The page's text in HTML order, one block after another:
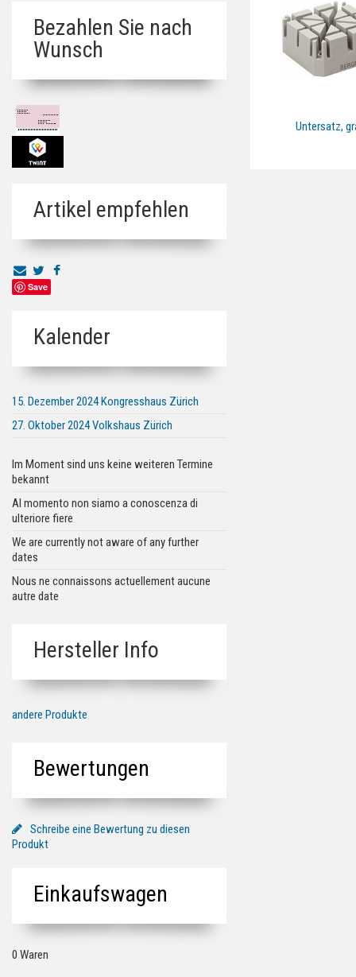
Bezahlen Sie nach
Wunsch
Artikel empfehlen
Save
Kalender
15. Dezember 2024 Kongresshaus Zürich
27. Oktober 2024 Volkshaus Zürich
Im Moment sind uns keine weiteren Termine
bekannt
Al momento non siamo a conoscenza di
ulteriore fiere
We are currently not aware of any further
dates
Nous ne connaissons actuellement aucune
autre date
Hersteller Info
andere Produkte
Bewertungen
Schreibe eine Bewertung zu diesen
Produkt
Einkaufswagen
0 Waren
Untersatz,